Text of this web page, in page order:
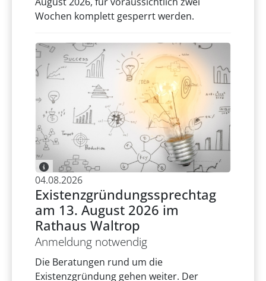
Wochen komplett gesperrt werden.
04.08.2026
Existenzgründungssprechtag
am 13. August 2026 im
Rathaus Waltrop
Anmeldung notwendig
Die Beratungen rund um die
Existenzgründung gehen weiter. Der